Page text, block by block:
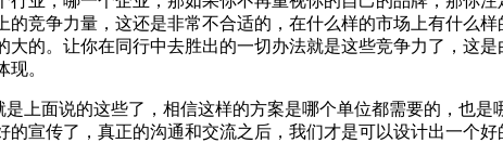
的竞争力量，这还是非常不合适的，在什么样的市场上有什么
大的。让你在同行中去胜出的一切办法就是这些竞争力了，这
。
面说的这些了，相信这样的方案是哪个单位都需要的，也是
的宣传了，真正的沟通和交流之后，我们才是可以设计出一个